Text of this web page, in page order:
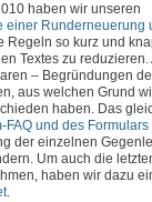
haben wir unseren
einer Runderneuerung
Regeln so kurz und
Textes zu
– Begründungen
aus welchen Grund
haben. Das
und des
der einzelnen
Um auch die
haben wir dazu
.